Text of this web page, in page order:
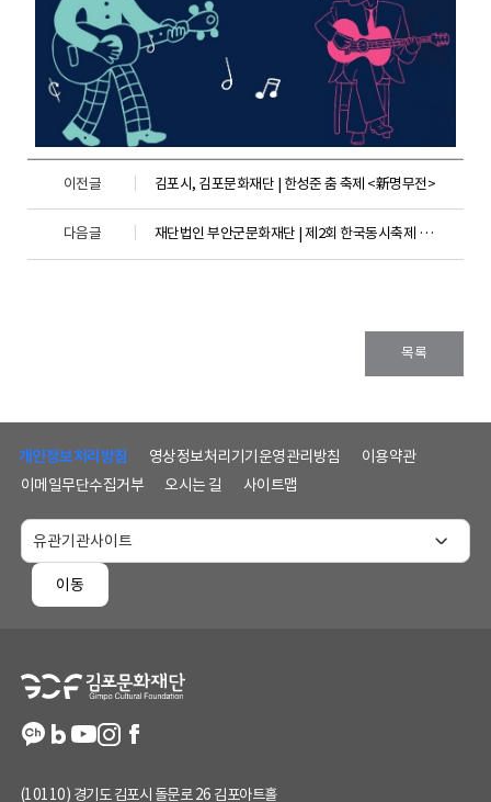
이전글 김포시, 김포문화재단 | 한성준 춤 축제 <新명무전>
다음글 재단법인 부안군문화재단 | 제2회 한국동시축제 동시 백일장
목록
개인정보처리방침 영상정보처리기기운영관리방침
이용약관
이메일무단수집거부
오시는 길 사이트맵
이동
(10110) 경기도 김포시 돌문로 26 김포아트홀